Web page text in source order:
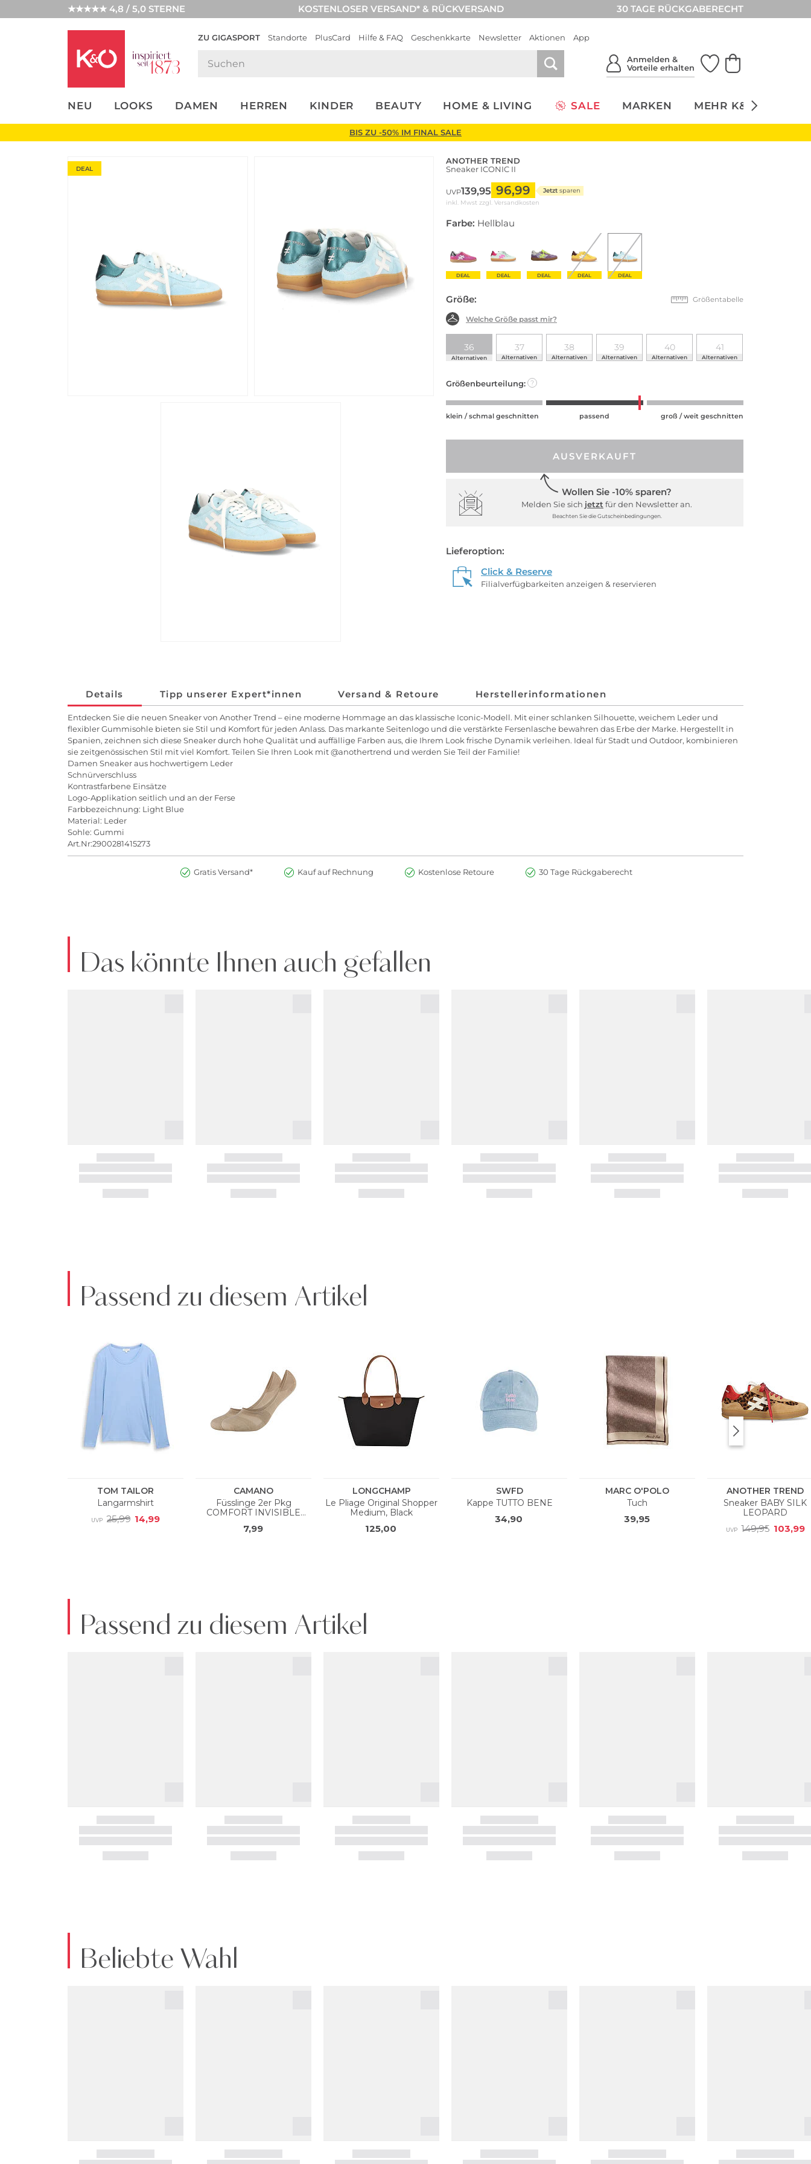
★★★★★ 4,8 / 5,0 STERNE KOSTENLOSER VERSAND* & RÜCKVERSAND 30 TAGE RÜCKGABERECHT
ZU GIGASPORT Standorte PlusCard Hilfe & FAQ Geschenkkarte Newsletter Aktionen App
Anmelden &
Vorteile erhalten
NEU LOOKS DAMEN HERREN KINDER BEAUTY HOME & LIVING SALE MARKEN MEHR K&Ö
UNSERE APP
CLICK &
BIS ZU -50% IM FINAL SALE
DEAL
ANOTHER TREND
Sneaker ICONIC II
UVP139,95 96,99 Jetzt sparen
inkl. Mwst zzgl. Versandkosten
Farbe: Hellblau
DEAL DEAL DEAL DEAL DEAL
Größe: Größentabelle
Welche Größe passt mir?
36
Alternativen
37
Alternativen
38
Alternativen
39
Alternativen
40
Alternativen
41
Alternativen
Größenbeurteilung: ?
klein / schmal geschnitten passend groß / weit geschnitten
AUSVERKAUFT
Wollen Sie -10% sparen?
Melden Sie sich jetzt für den Newsletter an.
Beachten Sie die Gutscheinbedingungen.
Lieferoption:
Click & Reserve
Filialverfügbarkeiten anzeigen & reservieren
Details Tipp unserer Expert*innen Versand & Retoure Herstellerinformationen
Entdecken Sie die neuen Sneaker von Another Trend – eine moderne Hommage an das klassische Iconic-Modell. Mit einer schlanken Silhouette, weichem Leder und
flexibler Gummisohle bieten sie Stil und Komfort für jeden Anlass. Das markante Seitenlogo und die verstärkte Fersenlasche bewahren das Erbe der Marke. Hergestellt in
Spanien, zeichnen sich diese Sneaker durch hohe Qualität und auffällige Farben aus, die Ihrem Look frische Dynamik verleihen. Ideal für Stadt und Outdoor, kombinieren
sie zeitgenössischen Stil mit viel Komfort. Teilen Sie Ihren Look mit @anothertrend und werden Sie Teil der Familie!
Damen Sneaker aus hochwertigem Leder
Schnürverschluss
Kontrastfarbene Einsätze
Logo-Applikation seitlich und an der Ferse
Farbbezeichnung: Light Blue
Material: Leder
Sohle: Gummi
Art.Nr:2900281415273
Gratis Versand* Kauf auf Rechnung Kostenlose Retoure 30 Tage Rückgaberecht
Das könnte Ihnen auch gefallen
Passend zu diesem Artikel
Passend zu diesem Artikel
Beliebte Wahl